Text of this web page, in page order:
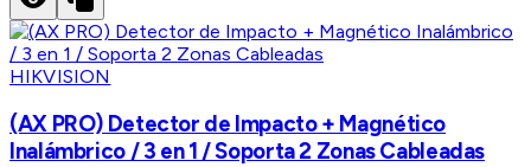
HIKVISION
(AX PRO) Detector de Impacto + Magnético
Inalámbrico / 3 en 1 / Soporta 2 Zonas Cableadas